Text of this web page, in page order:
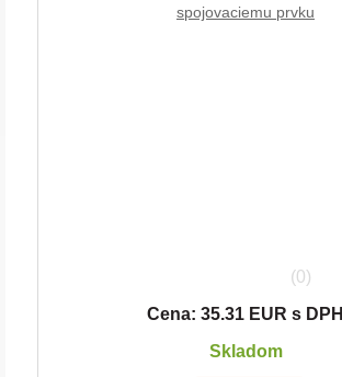
spojovaciemu prvku
(0)
Cena: 35.31 EUR s DPH
Skladom